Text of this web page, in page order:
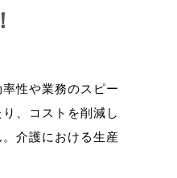
性や業務のスピー
、コストを削減し
介護における生産